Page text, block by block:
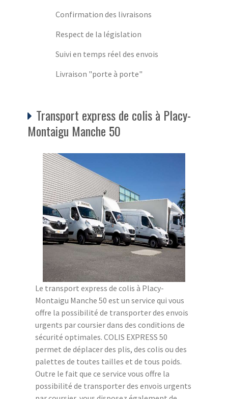
Confirmation des livraisons
Respect de la législation
Suivi en temps réel des envois
Livraison "porte à porte"
Transport express de colis à Placy-
Montaigu Manche 50
Le transport express de colis à Placy-
Montaigu Manche 50 est un service qui vous
offre la possibilité de transporter des envois
urgents par coursier dans des conditions de
sécurité optimales. COLIS EXPRESS 50
permet de déplacer des plis, des colis ou des
palettes de toutes tailles et de tous poids.
Outre le fait que ce service vous offre la
possibilité de transporter des envois urgents